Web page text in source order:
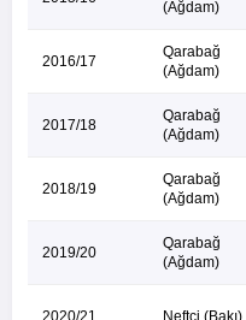
(Ağdam)
2016/17
Qarabağ
(Ağdam)
2017/18
Qarabağ
(Ağdam)
2018/19
Qarabağ
(Ağdam)
2019/20
Qarabağ
(Ağdam)